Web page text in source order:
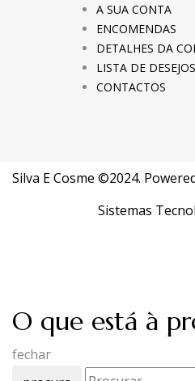
A SUA CONTA
ENCOMENDAS
DETALHES DA
LISTA DE DESEJOS
CONTACTOS
Silva E Cosme ©2024.
Sistemas
O que está à
fechar